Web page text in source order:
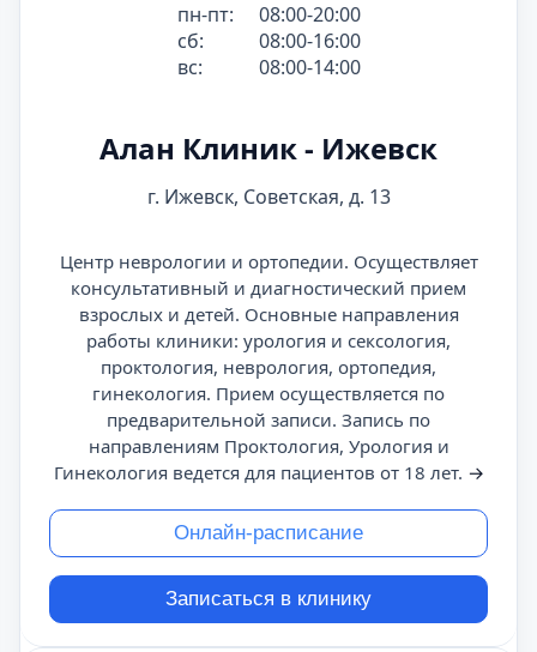
пн-пт:
08:00-20:00
сб:
08:00-16:00
вс:
08:00-14:00
Алан Клиник - Ижевск
г. Ижевск, Советская, д. 13
Центр неврологии и ортопедии. Осуществляет
консультативный и диагностический прием
взрослых и детей. Основные направления
работы клиники: урология и сексология,
проктология, неврология, ортопедия,
гинекология. Прием осуществляется по
предварительной записи. Запись по
направлениям Проктология, Урология и
Гинекология ведется для пациентов от 18 лет. →
Онлайн-расписание
Записаться в клинику